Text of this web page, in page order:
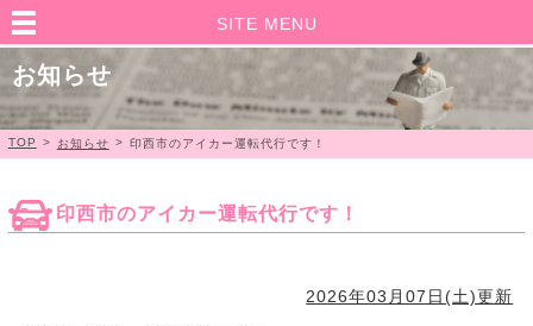
お知らせ
TOP > お知らせ > 印西市のアイカー運転代行です！
SITE MENU
印西市のアイカー運転代行です！
2026年03月07日(土)更新